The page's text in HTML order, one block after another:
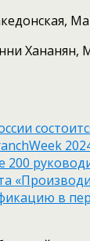
Хананян,
200
в